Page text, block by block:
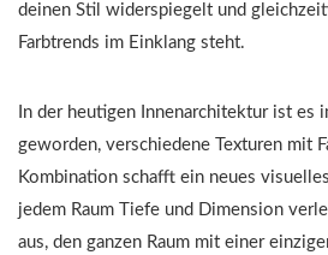
deinen Stil widerspiegelt und
Farbtrends im Einklang steht.
In der heutigen Innenarchitektur ist es
geworden, verschiedene Texturen mit
Kombination schafft ein neues
jedem Raum Tiefe und Dimension
aus, den ganzen Raum mit einer